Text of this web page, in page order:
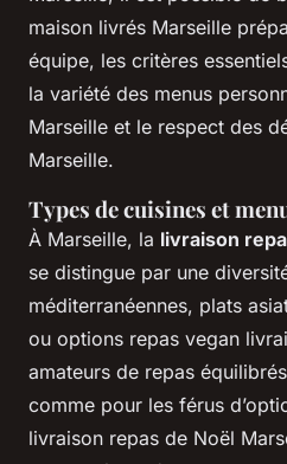
maison livrés Marseille
équipe, les critères
la variété des menus
Marseille et le respect des
Marseille.
Types de cuisines et
À Marseille, la livraison
se distingue par une
méditerranéennes, plats
ou options repas vegan
amateurs de repas
comme pour les férus
livraison repas de Noël